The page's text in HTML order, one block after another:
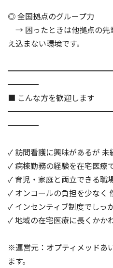
◎ 全国拠点のグループ力
→ 困ったときは他拠点の先
え込まない環境です。
━━━━
■ こんな方を歓迎します
━━━━
✓ 訪問看護に興味があるが
✓ 病棟勤務の経験を在宅医療
✓ 育児・家庭と両立できる職
✓ オンコールの負担を少なく
✓ インセンティブ制度でしっ
✓ 地域の在宅医療に長くかか
※運営元：オプティメッドあ
ます。